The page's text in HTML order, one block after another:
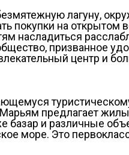
лагуну,
покупки на
насладиться
призванное
центр и
предлагает
и различные
море. Это